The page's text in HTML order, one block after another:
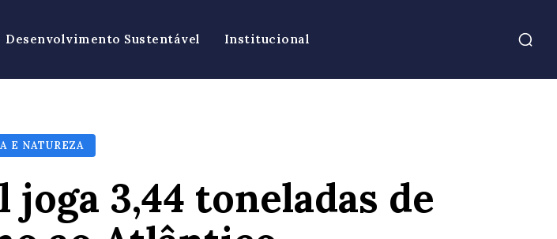
Desenvolvimento Sustentável Institucional
E NATUREZA
joga 3,44 toneladas de